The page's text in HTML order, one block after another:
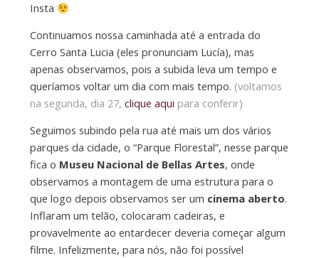
Insta
Continuamos nossa caminhada até a entrada do
Cerro Santa Lucia (eles pronunciam Lucía), mas
apenas observamos, pois a subida leva um tempo e
queríamos voltar um dia com mais tempo. (voltamos
na segunda, dia 27, clique aqui para conferir)
Seguimos subindo pela rua até mais um dos vários
parques da cidade, o “Parque Florestal”, nesse parque
fica o Museu Nacional de Bellas Artes, onde
observamos a montagem de uma estrutura para o
que logo depois observamos ser um cinema aberto.
Inflaram um telão, colocaram cadeiras, e
provavelmente ao entardecer deveria começar algum
filme. Infelizmente, para nós, não foi possível